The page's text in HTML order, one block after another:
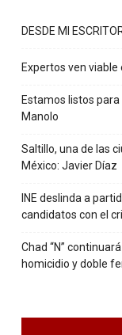
DESDE MI
Expertos ven
Estamos listos
Manolo
Saltillo, una de las
México: Javier Díaz
INE deslinda a
candidatos con el
Chad “N”
homicidio y doble